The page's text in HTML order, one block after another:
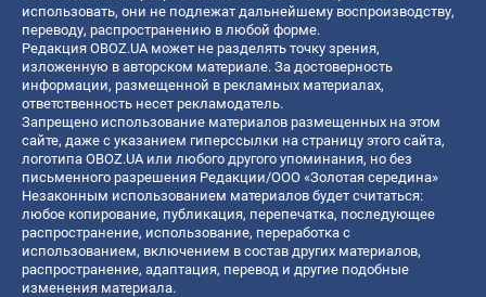
использовать, они не подлежат дальнейшему воспроизводству,
переводу, распространению в любой форме.
Редакция OBOZ.UA может не разделять точку зрения,
изложенную в авторском материале. За достоверность
информации, размещенной в рекламных материалах,
ответственность несет рекламодатель.
Запрещено использование материалов размещенных на этом
сайте, даже с указанием гиперссылки на страницу этого сайта,
логотипа OBOZ.UA или любого другого упоминания, но без
письменного разрешения Редакции/ООО «Золотая середина»
Незаконным использованием материалов будет считаться:
любое копирование, публикация, перепечатка, последующее
распространение, использование, переработка с
использованием, включением в состав других материалов,
распространение, адаптация, перевод и другие подобные
изменения материала.